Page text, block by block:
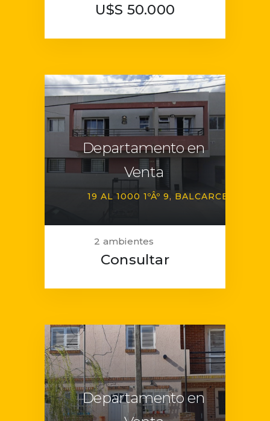
U$S 50.000
Departamento en
Venta
19 AL 1000 1ºÂº 9 BALCARCE
2 ambientes
Consultar
Departamento en